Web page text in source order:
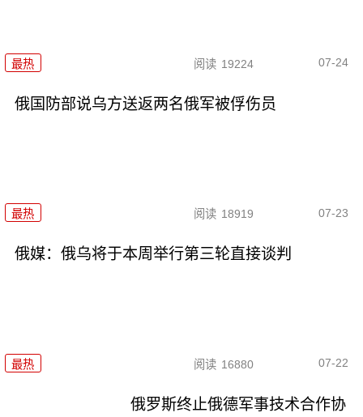
最热 阅读 19224 07-24
俄国防部说乌方送返两名俄军被俘伤员
最热 阅读 18919 07-23
俄媒：俄乌将于本周举行第三轮直接谈判
最热 阅读 16880 07-22
俄罗斯终止俄德军事技术合作协